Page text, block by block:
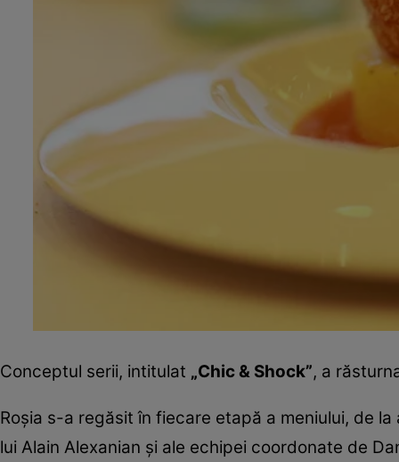
Conceptul serii, intitulat „Chic & Shock”, a
Roșia s-a regăsit în fiecare etapă a meniului, de
lui Alain Alexanian și ale echipei coordonate de